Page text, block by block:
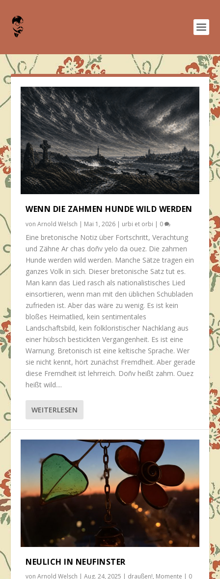
WENN DIE ZAHMEN HUNDE WILD WERDEN
vonArnold Welsch | Mai 1, 2026 | urbi et orbi | 0
Eine bretonische Notiz über Fortschritt, Verachtung
und Zähne Ar chas doñv yelo da ouez. Die zahmen
Hunde werden wild werden. Manche Sätze tragen ein
ganzes Volk in sich. Dieser bretonische Satz tut es.
Man kann das Lied rasch als nationalistisches Lied
einsortieren, wenn man mit den üblichen Schubladen
zufrieden ist. Aber das wäre zu wenig. Es ist kein
bloßes Heimatlied, kein sentimentales
Landschaftsbild, kein folkloristischer Nachklang aus
einer hübsch bestickten Vergangenheit. Es ist eine
Warnung. Bretonisch ist eine keltische Sprache. Wer
sie nicht kennt, hört zunächst Fremdheit. Aber gerade
diese Fremdheit ist lehrreich. Doñv heißt zahm. Ouez
heißt wild....
WEITERLESEN
NEULICH IN NEUFINSTER
vonArnold Welsch |Aug. 24, 2025 | draußen!, Momente | 0